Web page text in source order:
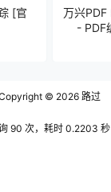
[官
万兴PDF
- PDF
© 2026 路过
90 次，耗时 0.2203 秒